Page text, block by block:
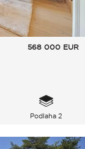
568 000 EUR
Podlaha 2